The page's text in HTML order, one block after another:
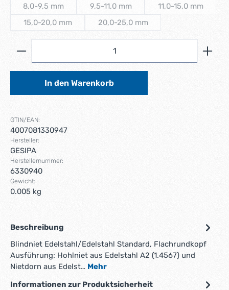
8,0-9,5 mm
(Diese Option ist zurzeit nicht verfügbar.)
9,5-11,0 mm
(Diese Option ist zurzeit nicht
11,0-15,0 mm
(Diese Option
15,0-20,0 mm
(Diese Option ist zurzeit nicht verfügbar.)
20,0-25,0 mm
(Diese Option ist zurzeit nicht
Produkt Anzahl: Gib den gewünschten Wert ein
In den Warenkorb
GTIN/EAN:
4007081330947
Hersteller:
GESIPA
Herstellernummer:
6330940
Gewicht:
0.005 kg
Beschreibung
Blindniet Edelstahl/Edelstahl Standard, Flachrundkopf
Ausführung: Hohlniet aus Edelstahl A2 (1.4567) und
Nietdorn aus Edelst… Mehr
Informationen zur Produktsicherheit